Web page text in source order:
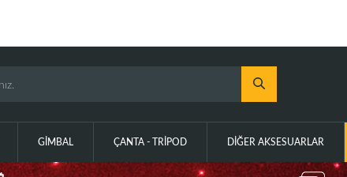
GIMBAL ÇANTA - TRIPOD DIĞER AKSESUARLAR